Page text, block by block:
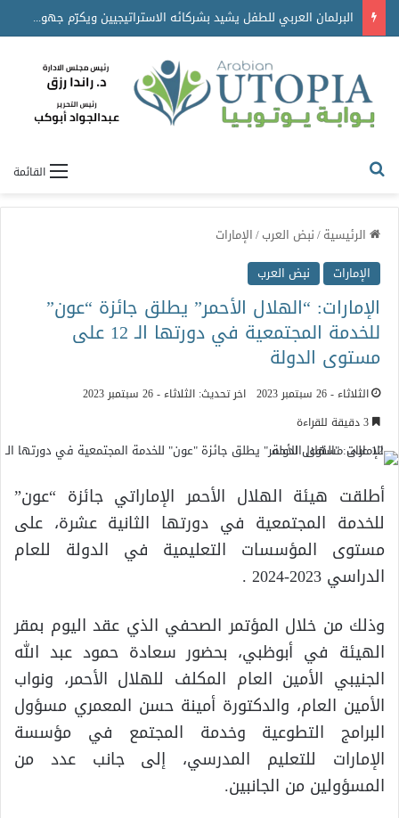
البرلمان العربي للطفل يشيد بشركائه الاستراتيجيين ويكرّم جهودهم في دعم برامجه ومبادراته
القائمة
الرئيسية/نبض العرب/الإمارات
الإمارات
نبض العرب
الإمارات: “الهلال الأحمر” يطلق جائزة “عون”
للخدمة المجتمعية في دورتها الـ 12 على
مستوى الدولة
الثلاثاء - 26 سبتمبر 2023
اخر تحديث: الثلاثاء - 26 سبتمبر 2023
أطلقت هيئة الهلال الأحمر الإماراتي جائزة “عون”
للخدمة المجتمعية في دورتها الثانية عشرة، على
مستوى المؤسسات التعليمية في الدولة للعام
الدراسي 2023-2024 .
وذلك من خلال المؤتمر الصحفي الذي عقد اليوم بمقر
الهيئة في أبوظبي، بحضور سعادة حمود عبد الله
الجنيبي الأمين العام المكلف للهلال الأحمر، ونواب
الأمين العام، والدكتورة أمينة حسن المعمري مسؤول
البرامج التطوعية وخدمة المجتمع في مؤسسة
الإمارات للتعليم المدرسي، إلى جانب عدد من
المسؤولين من الجانبين.